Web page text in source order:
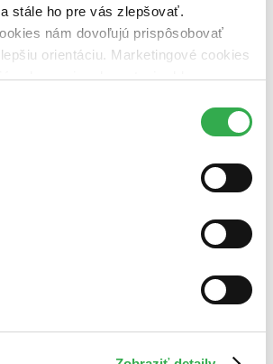
stále ho pre vás zlepšovať.
nám dovoľujú prispôsobovať
orientáciu. Marketingové cookies
zobrazenie relevantnej reklamy.
sme mohli používať všetky tieto
stav (0 titulov)čítaná - výborný stav
opotrebovaná (0 titulov)čítaná - mierne
vypredaných kníh (0 titulov)čítané verzie